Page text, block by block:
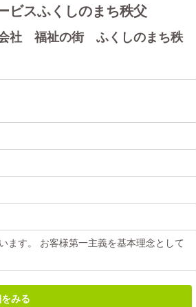
スふくしのまち秩父
会社 福祉の街 ふくしのまち秩
ます。 お客様第一主義を基本理念として
みる